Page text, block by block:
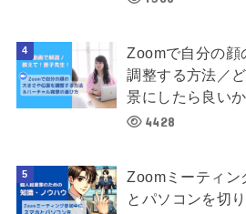
Zoomで自分の顔
調整する方法／
景にしたら良い
4428
Zoomミーティン
とパソコンを切